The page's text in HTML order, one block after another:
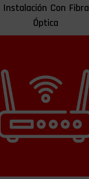
Instalación Con Fibra
Óptica